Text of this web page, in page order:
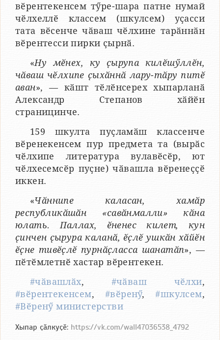
вӗрентекенсем тӳре-шара патне нумай
чӗлхеллӗ классем (шкулсем) уҫасси
тата вӗсенче чӑваш чӗлхине тарӑннӑн
вӗрентесси пирки ҫырнӑ.
«Ну мӗнех, ку ҫырупа килӗшӳллӗн,
чӑваш чӗлхипе ҫыхӑннӑ лару-тӑру питӗ
аван», — кӑшт тӗлӗнсерех хыпарланӑ
Александр Степанов хӑйӗн
страницинче.
159 шкулта пуҫламӑш классенче
вӗренекенсем пур предмета та (вырӑс
чӗлхипе литература вулавӗсӗр, ют
чӗлхесемсӗр пуҫне) чӑвашла вӗренеҫҫӗ
иккен.
«Чӑннипе каласан, хамӑр
республикӑшӑн «савӑнмалли» кӑна
юлать. Паллах, ӗненес килет, кун
ҫинчен ҫырура каланӑ, ӗҫлӗ ушкӑн хӑйӗн
ӗҫне тивӗҫлӗ пурнӑҫласса шанатӑп», —
пӗтӗмлетнӗ хастар вӗрентекен.
#чӑвашлӑх, #чӑваш чӗлхи,
#вӗрентекенсем,#вӗренӳ,#шкулсем,
#Вӗренӳ министерстви
Хыпар ҫӑлкуҫӗ: https://vk.com/wall47036538_4792